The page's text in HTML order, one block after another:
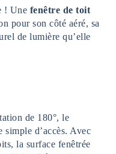
! Une fenêtre de toit
pour son côté aéré, sa
de lumière qu’elle
de 180°, le
simple d’accès. Avec
la surface fenêtrée